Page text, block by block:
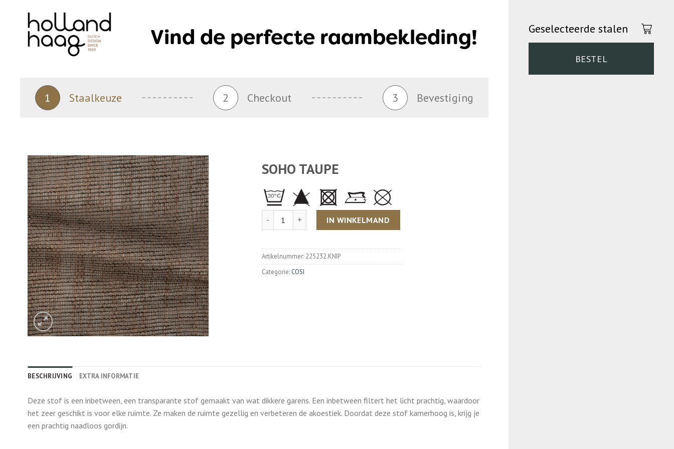
Vind de perfecte raambekleding!
1 Staalkeuze 2 Checkout 3 Bevestiging
SOHO TAUPE
IN WINKELMAND
Artikelnummer: 225232.KNIP
Categorie: COSI
BESCHRIJVING EXTRA INFORMATIE
Deze stof is een inbetween, een transparante stof gemaakt van wat dikkere garens. Een inbetween filtert het licht prachtig, waardoor
het zeer geschikt is voor elke ruimte. Ze maken de ruimte gezellig en verbeteren de akoestiek. Doordat deze stof kamerhoog is, krijg je
een prachtig naadloos gordijn.
Geselecteerde stalen
BESTEL